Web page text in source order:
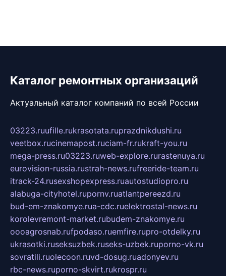
Каталог ремонтных организаций
Актуальный каталог компаний по всей России
03223.ruufille.rukrasotata.ruprazdnikdushi.ru
veetbox.rucinemapost.ruciam-fr.rukraft-you.ru
mega-press.ru03223.ruweb-explore.rurastenuya.ru
eurovision-russia.rustrah-news.rufreeride-team.ru
itrack-24.rusexshopexpress.ruautostudiopro.ru
alabuga-cityhotel.rupornv.ruatlantpereezd.ru
bud-em-znakomye.rua-cdc.ruelektrostal-news.ru
korolevremont-market.rubudem-znakomye.ru
oooagrosnab.rufpodaso.ruemfire.rupro-otdelky.ru
ukrasotki.ruseksuzbek.ruseks-uzbek.ruporno-vk.ru
sovratili.ruolecoon.ruvd-dosug.ruadonyev.ru
rbc-news.ruporno-skvirt.rukrospr.ru